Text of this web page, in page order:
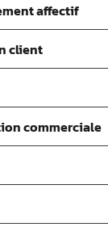
affectif
client
commerciale